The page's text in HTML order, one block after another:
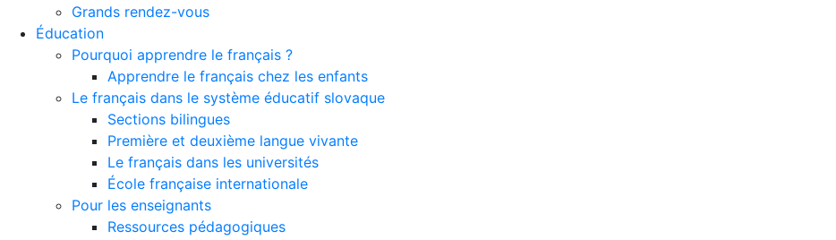
Grands rendez-vous
Éducation
Pourquoi apprendre le français ?
Apprendre le français chez les enfants
Le français dans le système éducatif slovaque
Sections bilingues
Première et deuxième langue vivante
Le français dans les universités
École française internationale
Pour les enseignants
Ressources pédagogiques